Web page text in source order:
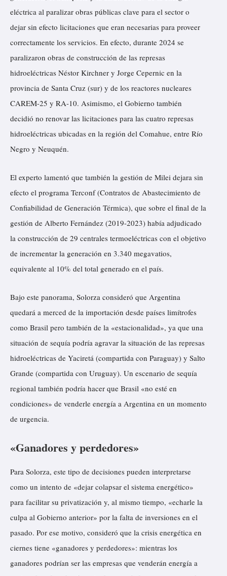
eléctrica al paralizar obras públicas clave para el sector o
dejar sin efecto licitaciones que eran necesarias para proveer
correctamente los servicios. En efecto, durante 2024 se
paralizaron obras de construcción de las represas
hidroeléctricas Néstor Kirchner y Jorge Cepernic en la
provincia de Santa Cruz (sur) y de los reactores nucleares
CAREM-25 y RA-10. Asimismo, el Gobierno también
decidió no renovar las licitaciones para las cuatro represas
hidroeléctricas ubicadas en la región del Comahue, entre Río
Negro y Neuquén.
El experto lamentó que también la gestión de Milei dejara sin
efecto el programa Terconf (Contratos de Abastecimiento de
Confiabilidad de Generación Térmica), que sobre el final de la
gestión de Alberto Fernández (2019-2023) había adjudicado
la construcción de 29 centrales termoeléctricas con el objetivo
de incrementar la generación en 3.340 megavatios,
equivalente al 10% del total generado en el país.
Bajo este panorama, Solorza consideró que Argentina
quedará a merced de la importación desde países limítrofes
como Brasil pero también de la «estacionalidad», ya que una
situación de sequía podría agravar la situación de las represas
hidroeléctricas de Yaciretá (compartida con Paraguay) y Salto
Grande (compartida con Uruguay). Un escenario de sequía
regional también podría hacer que Brasil «no esté en
condiciones» de venderle energía a Argentina en un momento
de urgencia.
«Ganadores y perdedores»
Para Solorza, este tipo de decisiones pueden interpretarse
como un intento de «dejar colapsar el sistema energético»
para facilitar su privatización y, al mismo tiempo, «echarle la
culpa al Gobierno anterior» por la falta de inversiones en el
pasado. Por ese motivo, consideró que la crisis energética en
ciernes tiene «ganadores y perdedores»: mientras los
ganadores podrían ser las empresas que venderán energía a